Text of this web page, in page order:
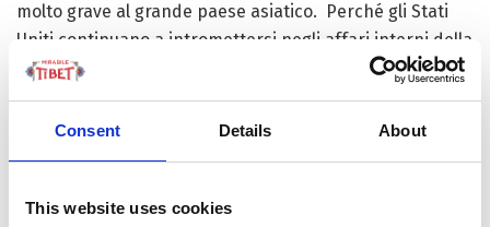
Consent Details About
This website uses cookies
molto grave al grande paese asiatico. Perché gli Stati
Uniti continuano a intromettersi negli affari interni della
Cina? Gli Stati Uniti hanno una lunga storia
d’interferenze negli affari interni di quasi tutte le
nazioni. Obama ha lanciato la politica di contenimento e
Sensenbrenner, nel corso dell’ultimo mezzo secolo gli